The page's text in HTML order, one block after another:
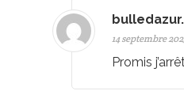
14 septembre
Promis